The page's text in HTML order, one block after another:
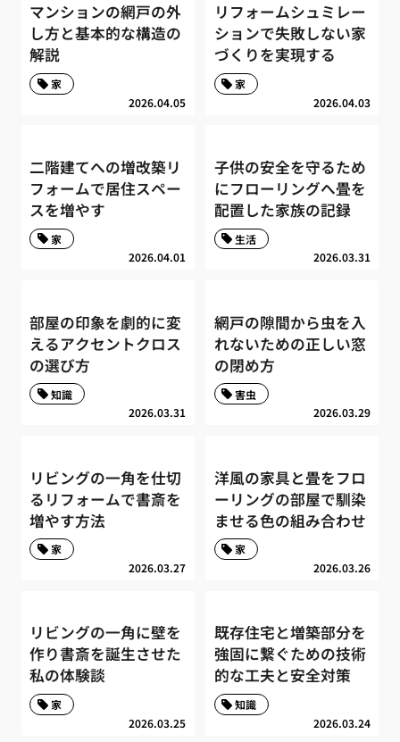
マンションの網戸の外
し方と基本的な構造の
解説
2026.04.05
家
リフォームシュミレー
ションで失敗しない家
づくりを実現する
2026.04.03
家
二階建てへの増改築リ
フォームで居住スペー
スを増やす
2026.04.01
家
子供の安全を守るため
にフローリングへ畳を
配置した家族の記録
2026.03.31
生活
部屋の印象を劇的に変
えるアクセントクロス
の選び方
2026.03.31
知識
網戸の隙間から虫を入
れないための正しい窓
の閉め方
2026.03.29
害虫
リビングの一角を仕切
るリフォームで書斎を
増やす方法
2026.03.27
家
洋風の家具と畳をフロ
ーリングの部屋で馴染
ませる色の組み合わせ
2026.03.26
家
リビングの一角に壁を
作り書斎を誕生させた
私の体験談
2026.03.25
家
既存住宅と増築部分を
強固に繋ぐための技術
的な工夫と安全対策
2026.03.24
知識